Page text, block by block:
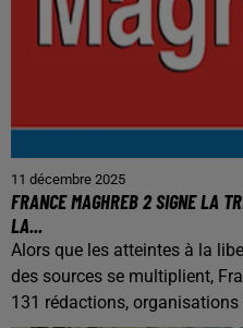
11 décembre 2025
FRANCE MAGHREB 2 SIGNE LA
LA...
Alors que les atteintes à la
des sources se multiplient,
131 rédactions, organisations